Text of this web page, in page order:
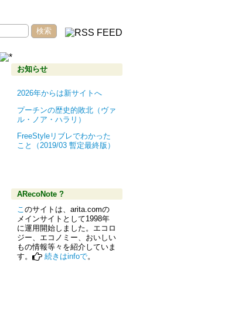
お知らせ
2026年からは新サイトへ
プーチンの歴史的敗北（ヴァ
ル・ノア・ハラリ）
FreeStyleリブレでわかった
こと（2019/03 暫定最終版）
ARecoNote ?
このサイトは、arita.comの
メインサイトとして1998年
に運用開始しました。エコロ
ジー、エコノミー、おいしい
もの情報等々を紹介していま
す。
続きはinfoで。